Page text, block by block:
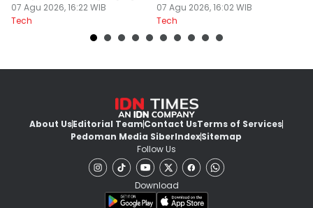
07 Agu 2026, 16:22 WIB
Tech
Waspada!
07 Agu 2026, 16:02 WIB
Tech
About UsEditorial TeamContact UsTerms of Services
Pedoman Media SiberIndexSitemap
Follow Us
Download